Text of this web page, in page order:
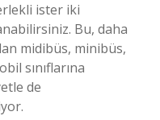
ister iki
Bu, daha
midibüs, minibüs,
sınıflarına
de